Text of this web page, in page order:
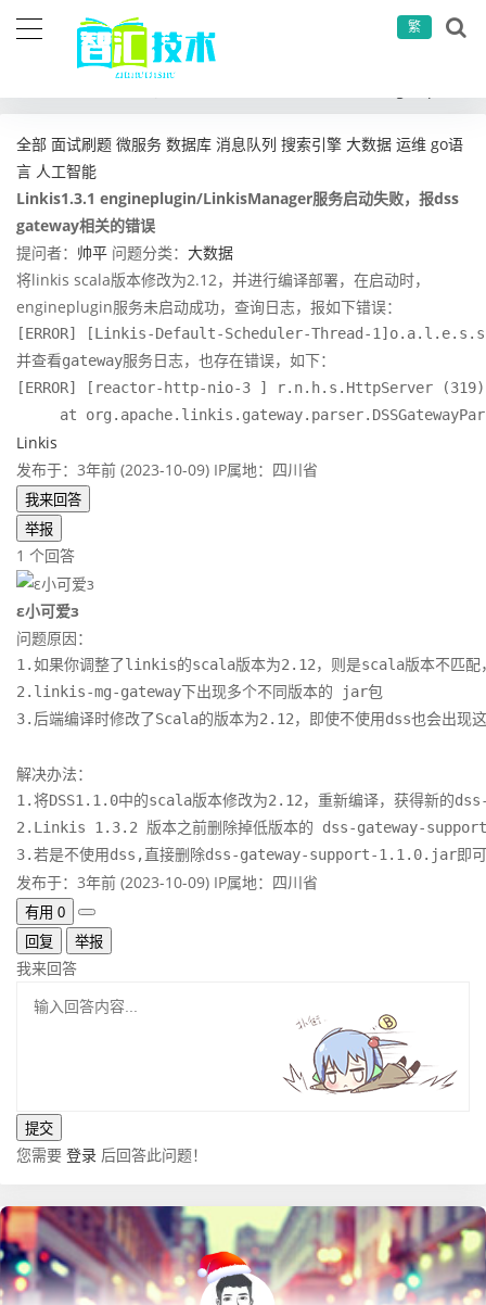
繁
全部 面试刷题 微服务 数据库 消息队列 搜索引擎 大数据 运维 go语
言 人工智能
Linkis1.3.1 engineplugin/LinkisManager服务启动失败，报dss
gateway相关的错误
提问者： 帅平 问题分类： 大数据
将linkis scala版本修改为2.12，并进行编译部署，在启动时，
engineplugin服务未启动成功，查询日志，报如下错误：
[ERROR] [Linkis-Default-Scheduler-Thread-
并查看gateway服务日志，也存在错误，如下：
[ERROR] [reactor-http-nio-3 ] r.n.h.s.HttpServer
at
Linkis
发布于：3年前 (2023-10-09) IP属地：四川省
我来回答
举报
1 个回答
ε小可爱з
问题原因：
1.如果你调整了linkis的scala版本为2.12，则是scala版本不匹
2.linkis-mg-gateway下出现多个不同版本的 jar包
解决办法：
1.将DSS1.1.0中的scala版本修改为2.12，重新编译，获
2.Linkis 1.3.2 版本之前删除掉低版本的 dss-gateway-
发布于：3年前 (2023-10-09) IP属地：四川省
有用 0
回复
举报
我来回答
您需要 登录 后回答此问题！